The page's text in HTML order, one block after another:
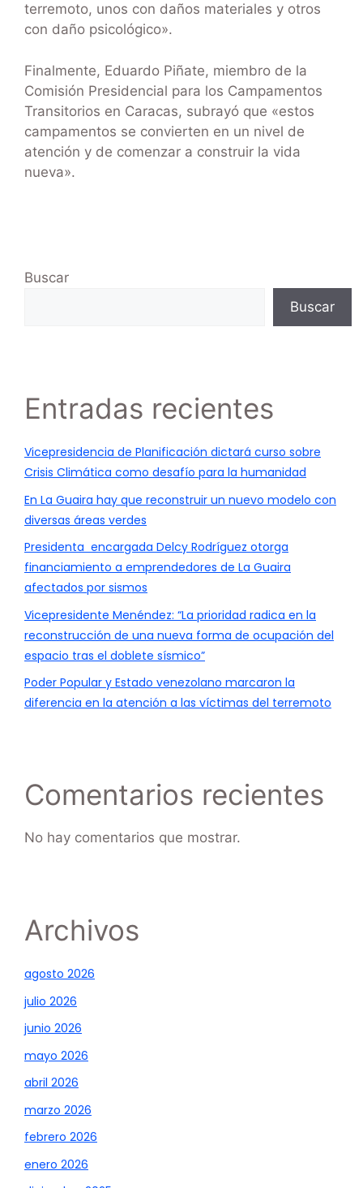
terremoto, unos con daños materiales y otros
con daño psicológico».
Finalmente, Eduardo Piñate, miembro de la
Comisión Presidencial para los Campamentos
Transitorios en Caracas, subrayó que «estos
campamentos se convierten en un nivel de
atención y de comenzar a construir la vida
nueva».
Buscar
Buscar
Entradas recientes
Vicepresidencia de Planificación dictará curso sobre
Crisis Climática como desafío para la humanidad
En La Guaira hay que reconstruir un nuevo modelo con
diversas áreas verdes
Presidenta encargada Delcy Rodríguez otorga
financiamiento a emprendedores de La Guaira
afectados por sismos
Vicepresidente Menéndez: “La prioridad radica en la
reconstrucción de una nueva forma de ocupación del
espacio tras el doblete sísmico”
Poder Popular y Estado venezolano marcaron la
diferencia en la atención a las víctimas del terremoto
Comentarios recientes
No hay comentarios que mostrar.
Archivos
agosto 2026
julio 2026
junio 2026
mayo 2026
abril 2026
marzo 2026
febrero 2026
enero 2026